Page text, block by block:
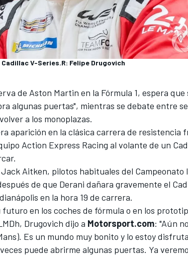
Cadillac V-Series.R: Felipe Drugovich
de Aston Martin en la Fórmula 1, espera
algunas puertas", mientras se debate entre
a los monoplazas.
aparición en la clásica carrera de resistencia
Action Express Racing al volante de un
Jack Aitken, pilotos habituales del Campeonato
de que Derani dañara gravemente el
en la hora 19 de carrera.
futuro en los coches de fórmula o en los
Drugovich dijo a Motorsport.com: "Aún
Es un mundo muy bonito y lo estoy
puede abrirme algunas puertas. Ya